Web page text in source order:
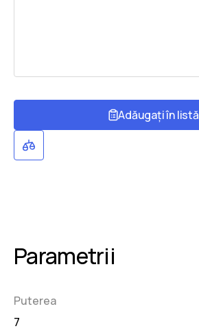
Adăugați în listă
Parametrii
Puterea
7